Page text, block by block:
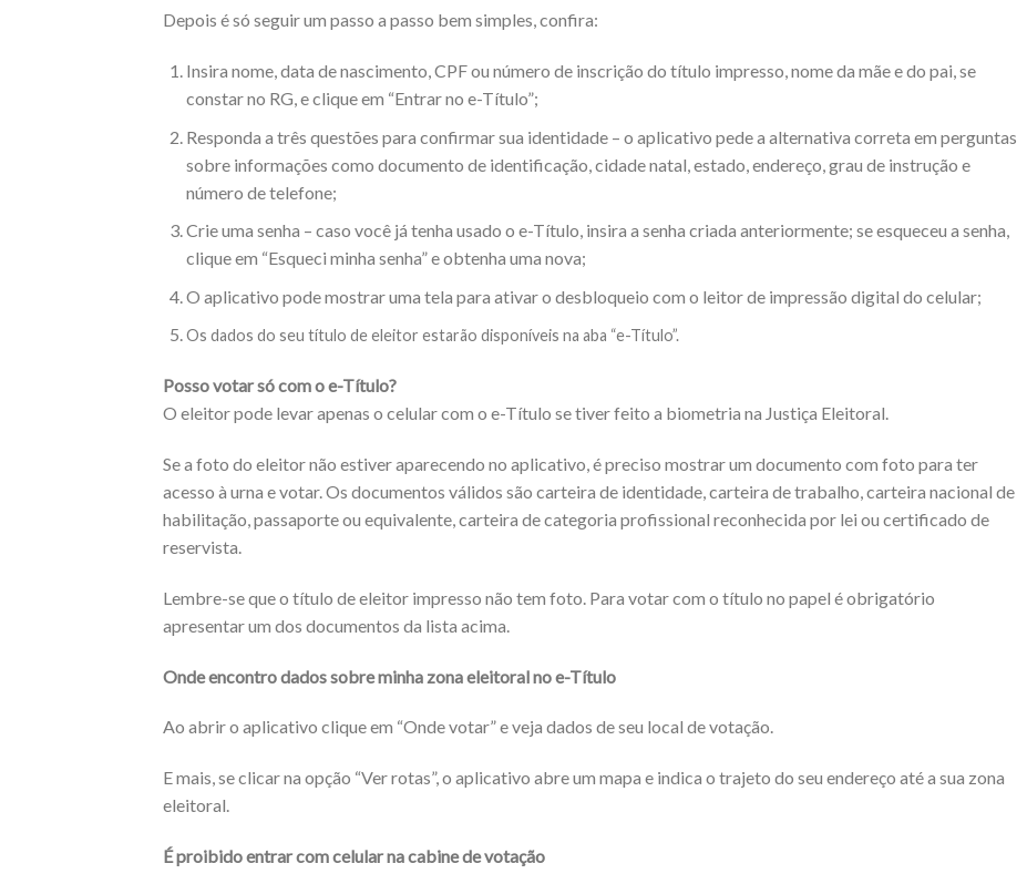
Depois é só seguir um passo a passo bem simples, confira:
Insira nome, data de nascimento, CPF ou número de inscrição do título impresso, nome da mãe e do pai, se
constar no RG, e clique em “Entrar no e-Título”;
Responda a três questões para confirmar sua identidade – o aplicativo pede a alternativa correta em perguntas
sobre informações como documento de identificação, cidade natal, estado, endereço, grau de instrução e
número de telefone;
Crie uma senha – caso você já tenha usado o e-Título, insira a senha criada anteriormente; se esqueceu a senha,
clique em “Esqueci minha senha” e obtenha uma nova;
O aplicativo pode mostrar uma tela para ativar o desbloqueio com o leitor de impressão digital do celular;
Os dados do seu título de eleitor estarão disponíveis na aba “e-Título”.
Posso votar só com o e-Título?
O eleitor pode levar apenas o celular com o e-Título se tiver feito a biometria na Justiça Eleitoral.
Se a foto do eleitor não estiver aparecendo no aplicativo, é preciso mostrar um documento com foto para ter
acesso à urna e votar. Os documentos válidos são carteira de identidade, carteira de trabalho, carteira nacional de
habilitação, passaporte ou equivalente, carteira de categoria profissional reconhecida por lei ou certificado de
reservista.
Lembre-se que o título de eleitor impresso não tem foto. Para votar com o título no papel é obrigatório
apresentar um dos documentos da lista acima.
Onde encontro dados sobre minha zona eleitoral no e-Título
Ao abrir o aplicativo clique em “Onde votar” e veja dados de seu local de votação.
E mais, se clicar na opção “Ver rotas”, o aplicativo abre um mapa e indica o trajeto do seu endereço até a sua zona
eleitoral.
É proibido entrar com celular na cabine de votação